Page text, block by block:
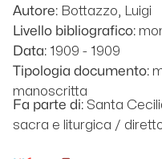
Autore: Bottazzo, Luigi
Livello bibliografico:
Data: 1909 - 1909
Tipologia documento:
manoscritta
Fa parte di: Santa
sacra e liturgica /